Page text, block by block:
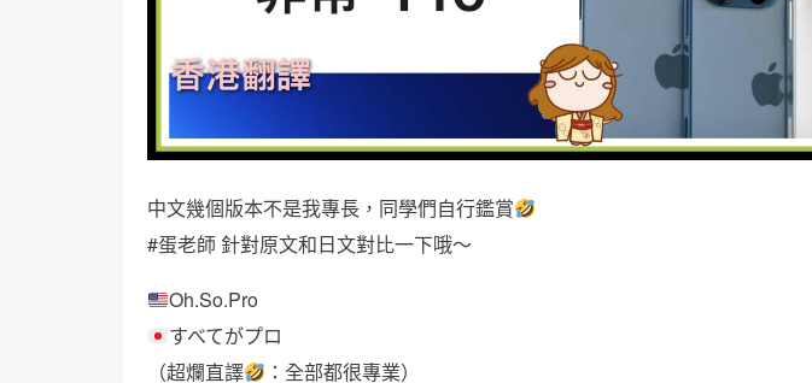
中文幾個版本不是我專長，同學們自行鑑賞
#蛋老師 針對原文和日文對比一下哦～
Oh.So.Pro
すべてがプロ
（超爛直譯
：全部都很專業）